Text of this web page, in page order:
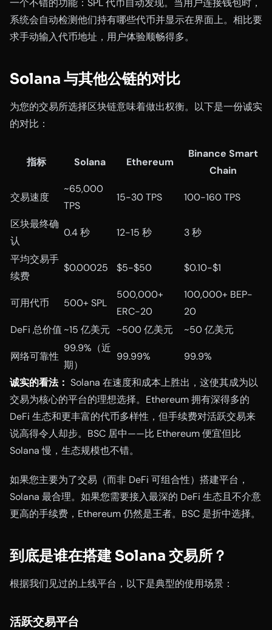
一个不错的功能：SPL 代币自动发现。当用户连接钱包时，
系统会自动检测他们持有哪些代币并显示在界面上。相比要
求手动输入代币地址，用户体验顺畅得多。
Solana 与其他公链的对比
为您的交易所选择区块链意味着做出权衡。以下是一份诚实
的对比：
指标 Solana Ethereum
Binance Smart
Chain
交易速度
~65,000
TPS
15-30 TPS 100-160 TPS
区块最终确
认
0.4 秒 12-15 秒 3 秒
平均交易手
续费
$0.00025 $5-$50 $0.10-$1
可用代币 500+ SPL
500,000+
ERC-20
100,000+ BEP-
20
DeFi 总价值 ~15 亿美元 ~500 亿美元 ~50 亿美元
网络可靠性
99.9%（近
期）
99.99% 99.9%
诚实的看法： Solana 在速度和成本上胜出，这使其成为以
交易为核心的平台的理想选择。Ethereum 拥有深得多的
DeFi 生态和更丰富的代币多样性，但手续费对活跃交易来
说高得令人却步。BSC 居中——比 Ethereum 便宜但比
Solana 慢，生态规模也不错。
如果您主要为了交易（而非 DeFi 可组合性）搭建平台，
Solana 最合理。如果您需要接入最深的 DeFi 生态且不介意
更高的手续费，Ethereum 仍然是王者。BSC 是折中选择。
到底是谁在搭建 Solana 交易所？
根据我们见过的上线平台，以下是典型的使用场景：
活跃交易平台